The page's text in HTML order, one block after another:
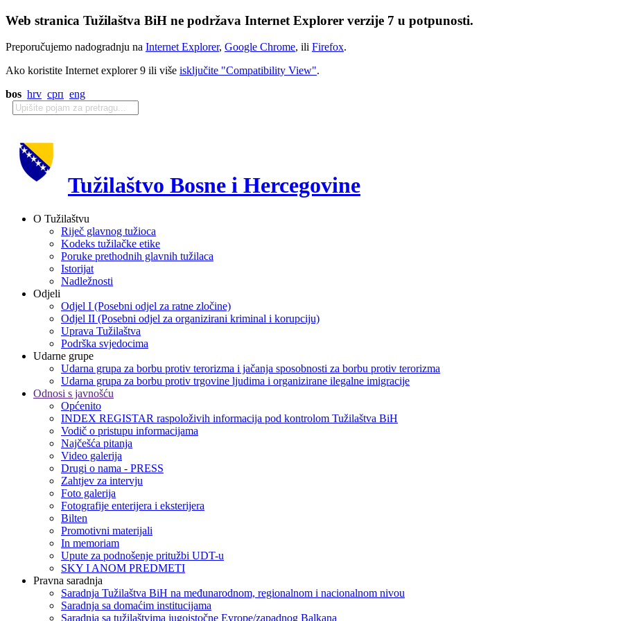
Web stranica Tužilaštva BiH ne podržava Internet Explorer verzije 7 u potpunosti.
Preporučujemo nadogradnju na Internet Explorer, Google Chrome, ili Firefox.
Ako koristite Internet explorer 9 ili više isključite "Compatibility View".
bos hrv срп eng
Tužilaštvo Bosne i Hercegovine
O Tužilaštvu
Riječ glavnog tužioca
Kodeks tužilačke etike
Poruke prethodnih glavnih tužilaca
Istorijat
Nadležnosti
Odjeli
Odjel I (Posebni odjel za ratne zločine)
Odjel II (Posebni odjel za organizirani kriminal i korupciju)
Uprava Tužilaštva
Podrška svjedocima
Udarne grupe
Udarna grupa za borbu protiv terorizma i jačanja sposobnosti za borbu protiv terorizma
Udarna grupa za borbu protiv trgovine ljudima i organizirane ilegalne imigracije
Odnosi s javnošću
Općenito
INDEX REGISTAR raspoloživih informacija pod kontrolom Tužilaštva BiH
Vodič o pristupu informacijama
Najčešća pitanja
Video galerija
Drugi o nama - PRESS
Zahtjev za intervju
Foto galerija
Fotografije enterijera i eksterijera
Bilten
Promotivni materijali
In memoriam
Upute za podnošenje pritužbi UDT-u
SKY I ANOM PREDMETI
Pravna saradnja
Saradnja Tužilaštva BiH na međunarodnom, regionalnom i nacionalnom nivou
Saradnja sa domaćim institucijama
Saradnja sa tužilaštvima jugoistočne Evrope/zapadnog Balkana